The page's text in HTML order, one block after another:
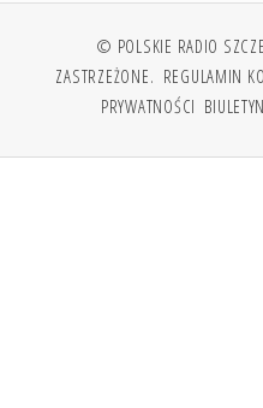
© POLSKIE RADIO
ZASTRZEŻONE. REGULAMIN
PRYWATNOŚCI